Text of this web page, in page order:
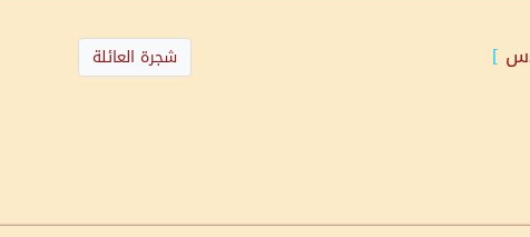
] شجرة العائلة